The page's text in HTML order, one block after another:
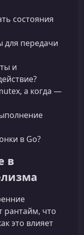
состояния
для передачи
и
а когда —
в Go?
в
рантайм, что
это влияет